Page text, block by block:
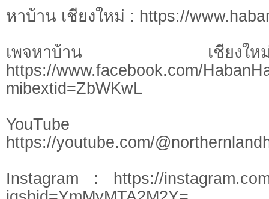
หาบ้าน เชียงใหม่ : https://
เพจหาบ้าน เชี
https://www.facebook.com/
mibextid=ZbWKwL
https://youtube.com/
Instagram : https://